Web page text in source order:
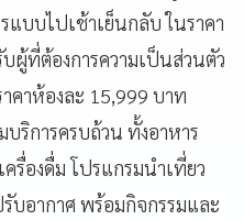
แบบไปเช้าเย็นกลับ ในราคา
ผู้ที่ต้องการความเป็นส่วนตัว
าคาห้องละ 15,999 บาท
ริการครบถ้วน ทั้งอาหาร
ครื่องดื่ม โปรแกรมนำเที่ยว
บอากาศ พร้อมกิจกรรมและ